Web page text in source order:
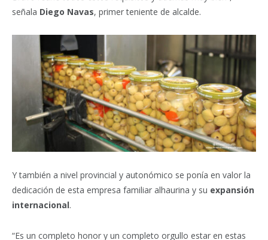
señala Diego Navas, primer teniente de alcalde.
Y también a nivel provincial y autonómico se ponía en valor la
dedicación de esta empresa familiar alhaurina y su expansión
internacional.
“Es un completo honor y un completo orgullo estar en estas